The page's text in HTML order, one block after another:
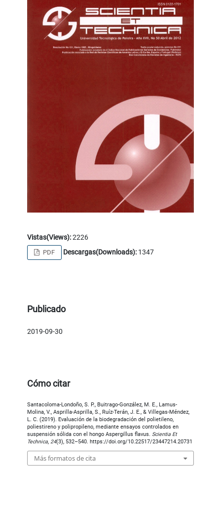
Vistas(Views):2226
PDF Descargas(Downloads):1347
Publicado
2019-09-30
Cómo citar
Santacoloma-Londoño, S. P., Buitrago-González, M. E., Lamus-
Molina, V., Asprilla-Asprilla, S., Ruíz-Terán, J. E., & Villegas-Méndez,
L. C. (2019). Evaluación de la biodegradación del polietileno,
poliestireno y polipropileno, mediante ensayos controlados en
suspensión sólida con el hongo Aspergillus flavus. Scientia Et
Technica,24(3), 532–540. https://doi.org/10.22517/23447214.20731
Más formatos de cita